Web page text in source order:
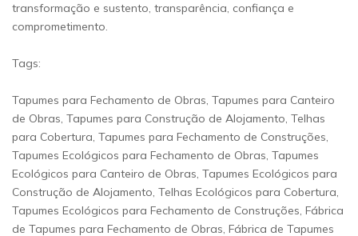
transformação e sustento, transparência, confiança e
comprometimento.
Tags:
Tapumes para Fechamento de Obras, Tapumes para Canteiro
de Obras, Tapumes para Construção de Alojamento, Telhas
para Cobertura, Tapumes para Fechamento de Construções,
Tapumes Ecológicos para Fechamento de Obras, Tapumes
Ecológicos para Canteiro de Obras, Tapumes Ecológicos para
Construção de Alojamento, Telhas Ecológicos para Cobertura,
Tapumes Ecológicos para Fechamento de Construções, Fábrica
de Tapumes para Fechamento de Obras, Fábrica de Tapumes